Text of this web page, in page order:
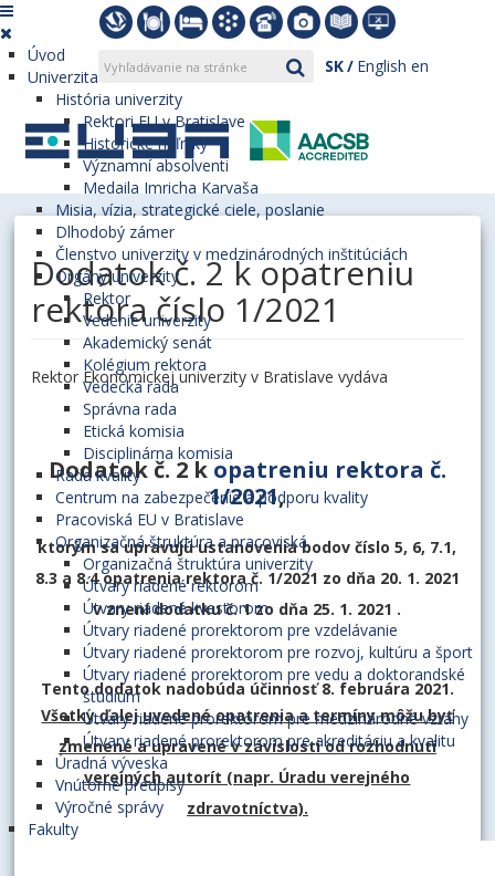
SK English en
Úvod
Univerzita
História univerzity
Rektori EU v Bratislave
Historické míľniky
Významní absolventi
Medaila Imricha Karvaša
Misia, vízia, strategické ciele, poslanie
Dlhodobý zámer
Členstvo univerzity v medzinárodných inštitúciách
Orgány univerzity
Rektor
Vedenie univerzity
Akademický senát
Kolégium rektora
Vedecká rada
Správna rada
Etická komisia
Disciplinárna komisia
Rada kvality
Centrum na zabezpečenie a podporu kvality
Pracoviská EU v Bratislave
Organizačná štruktúra a pracoviská
Organizačná štruktúra univerzity
Útvary riadené rektorom
Útvary riadené kvestorom
Útvary riadené prorektorom pre vzdelávanie
Útvary riadené prorektorom pre rozvoj, kultúru a šport
Útvary riadené prorektorom pre vedu a doktorandské
štúdium
Útvary riadené prorektorom pre medzinárodné vzťahy
Útvary riadené prorektorom pre akreditáciu a kvalitu
Úradná výveska
Vnútorné predpisy
Výročné správy
Fakulty
Dodatok č. 2 k opatreniu
rektora číslo 1/2021
Rektor Ekonomickej univerzity v Bratislave vydáva
Dodatok č. 2 k opatreniu rektora č.
1/2021,
ktorým sa upravujú ustanovenia bodov číslo 5, 6, 7.1,
8.3 a 8.4 opatrenia rektora č. 1/2021 zo dňa 20. 1. 2021
v znení dodatku č. 1 zo dňa 25. 1. 2021 .
Tento dodatok nadobúda účinnosť 8. februára 2021.
Všetky ďalej uvedené opatrenia a termíny môžu byť
zmenené a upravené v závislosti od rozhodnutí
verejných autorít (napr. Úradu verejného
zdravotníctva).